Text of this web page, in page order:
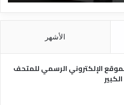
الأشهر
الإلكتروني الرسمي للمتحف